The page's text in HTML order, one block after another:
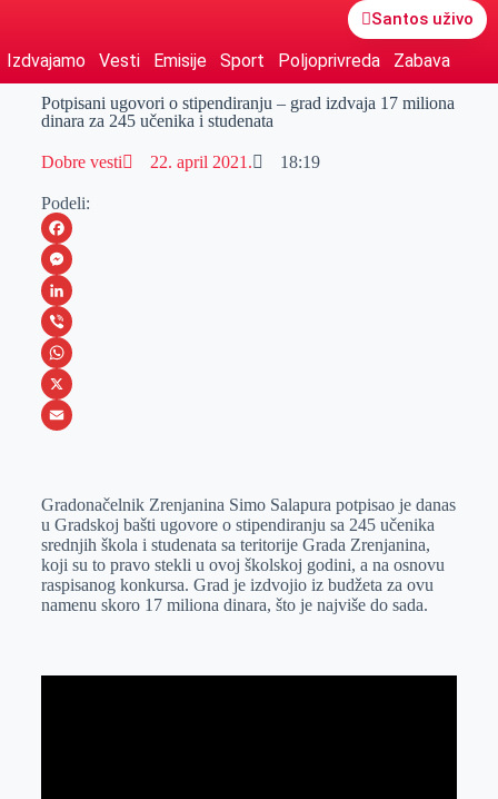
Santos uživo
Izdvajamo Vesti Emisije Sport Poljoprivreda Zabava
Potpisani ugovori o stipendiranju – grad izdvaja 17 miliona
dinara za 245 učenika i studenata
Dobre vesti 22. april 2021. 18:19
Podeli:
F
a
c
e
b
o
M
e
s
s
e
e
r
L
i
n
k
I
n
V
i
b
W
h
s
A
p
p
X
a
i
l
Gradonačelnik Zrenjanina Simo Salapura potpisao je danas
u Gradskoj bašti ugovore o stipendiranju sa 245 učenika
srednjih škola i studenata sa teritorije Grada Zrenjanina,
koji su to pravo stekli u ovoj školskoj godini, a na osnovu
raspisanog konkursa. Grad je izdvojio iz budžeta za ovu
namenu skoro 17 miliona dinara, što je najviše do sada.